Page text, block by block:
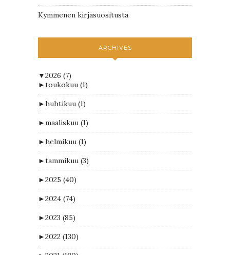
Kymmenen kirjasuositusta
ARCHIVES
▼2026 (7)
►toukokuu (1)
►huhtikuu (1)
►maaliskuu (1)
►helmikuu (1)
►tammikuu (3)
►2025 (40)
►2024 (74)
►2023 (85)
►2022 (130)